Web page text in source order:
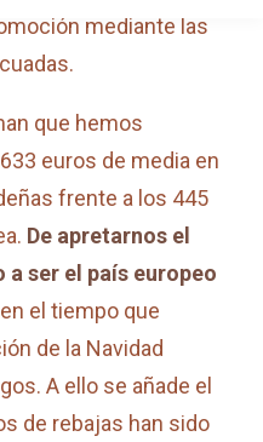
mediante las
que hemos
euros de media en
frente a los 445
De apretarnos el
ser el país europeo
en el tiempo que
de la Navidad
A ello se añade el
de rebajas han sido